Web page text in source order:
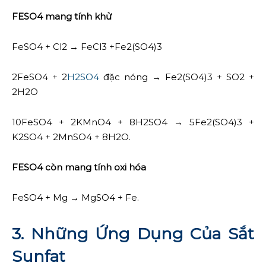
FESO4 mang tính khử
FeSO4 + Cl2 → FeCl3 +Fe2(SO4)3
2FeSO4 + 2H2SO4 đặc nóng → Fe2(SO4)3 + SO2 +
2H2O
10FeSO4 + 2KMnO4 + 8H2SO4 → 5Fe2(SO4)3 +
K2SO4 + 2MnSO4 + 8H2O.
FESO4 còn mang tính oxi hóa
FeSO4 + Mg → MgSO4 + Fe.
3. Những Ứng Dụng Của Sắt
Sunfat